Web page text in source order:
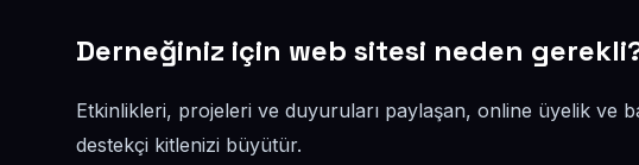
Derneğiniz için web sitesi neden
Etkinlikleri, projeleri ve duyuruları paylaşan, online üyelik ve
destekçi kitlenizi büyütür.